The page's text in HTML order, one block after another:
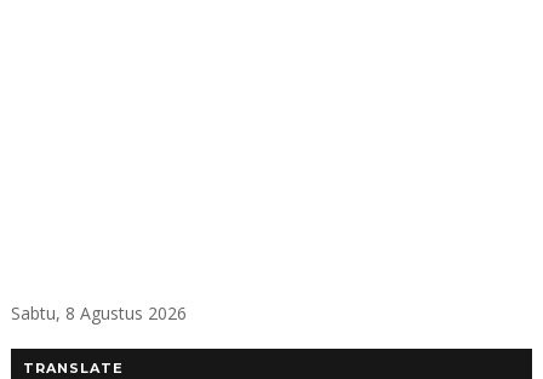
Sabtu, 8 Agustus 2026
TRANSLATE